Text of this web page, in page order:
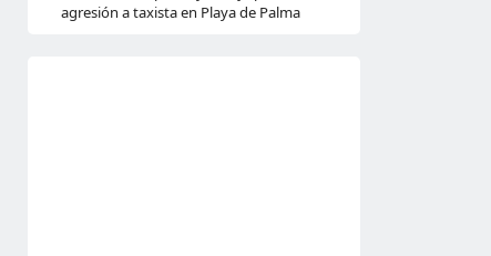
agresión a taxista en Playa de Palma